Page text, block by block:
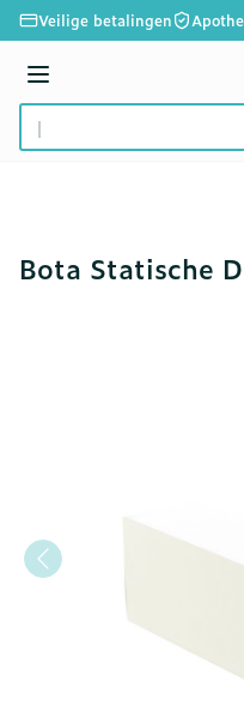
Ga naar de inhoud
Veilige betalingen
Menu
Product, merk,
Bota Statische